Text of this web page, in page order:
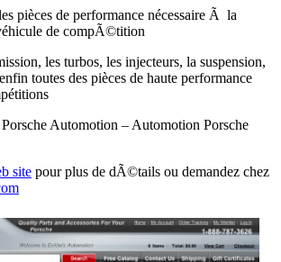
pièces de performance nécessaire Ã la
de compÃ©tition
les turbos, les injecteurs, la suspension,
toutes des pièces de haute performance
Automotion – Automotion Porsche
site pour plus de dÃ©tails ou demandez chez